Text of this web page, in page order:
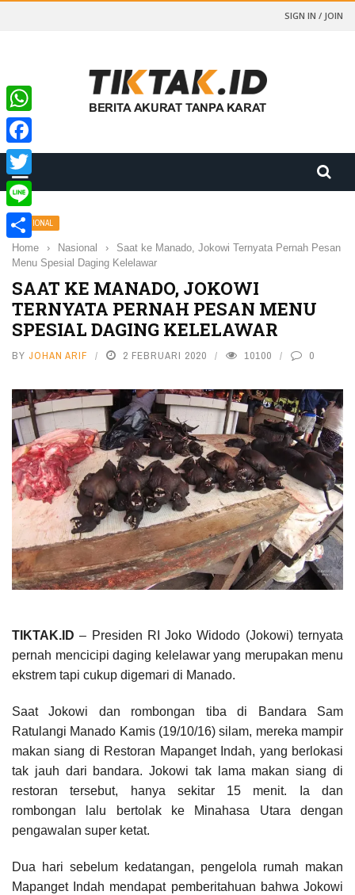
SIGN IN / JOIN
NASIONAL
Home › Nasional ›
Saat ke Manado, Jokowi Ternyata Pernah Pesan
Menu Spesial Daging Kelelawar
SAAT KE MANADO, JOKOWI
TERNYATA PERNAH PESAN MENU
SPESIAL DAGING KELELAWAR
BY JOHAN ARIF 2 FEBRUARI 2020 10100 0
TIKTAK.ID – Presiden RI Joko Widodo (Jokowi) ternyata
pernah mencicipi daging kelelawar yang merupakan menu
ekstrem tapi cukup digemari di Manado.
Saat Jokowi dan rombongan tiba di Bandara Sam
Ratulangi Manado Kamis (19/10/16) silam, mereka mampir
makan siang di Restoran Mapanget Indah, yang berlokasi
tak jauh dari bandara. Jokowi tak lama makan siang di
restoran tersebut, hanya sekitar 15 menit. Ia dan
rombongan lalu bertolak ke Minahasa Utara dengan
pengawalan super ketat.
Dua hari sebelum kedatangan, pengelola rumah makan
Mapanget Indah mendapat pemberitahuan bahwa Jokowi
WhatsApp
Facebook
Twitter
Line
Share